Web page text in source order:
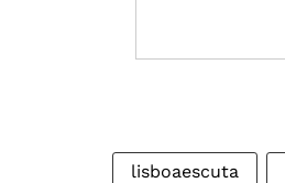
lisboaescuta